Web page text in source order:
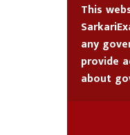
This
any
provide
about